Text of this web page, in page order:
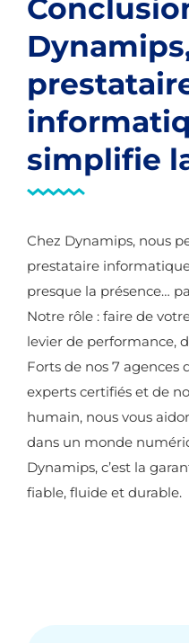
simplifie
Chez Dynamips, nous
prestataire
presque la présence…
Notre rôle : faire de
levier de performance,
Forts de nos 7 agences
experts certifiés et de
humain, nous vous
dans un monde
Dynamips, c’est la
fiable, fluide et durable.